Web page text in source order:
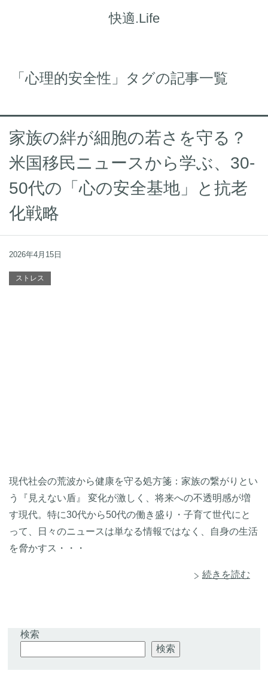
快適.Life
「心理的安全性」タグの記事一覧
家族の絆が細胞の若さを守る？
米国移民ニュースから学ぶ、30-
50代の「心の安全基地」と抗老
化戦略
2026年4月15日
ストレス
現代社会の荒波から健康を守る処方箋：家族の繋がりとい
う『見えない盾』 変化が激しく、将来への不透明感が増
す現代。特に30代から50代の働き盛り・子育て世代にと
って、日々のニュースは単なる情報ではなく、自身の生活
を脅かすス・・・
続きを読む
検索
検索